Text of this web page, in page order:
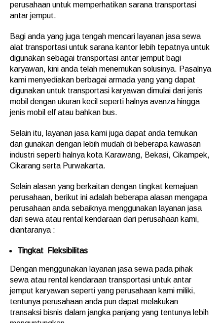
perusahaan untuk memperhatikan sarana transportasi
antar jemput.
Bagi anda yang juga tengah mencari layanan jasa sewa
alat transportasi untuk sarana kantor lebih tepatnya untuk
digunakan sebagai transportasi antar jemput bagi
karyawan, kini anda telah menemukan solusinya. Pasalnya
kami menyediakan berbagai armada yang yang dapat
digunakan untuk transportasi karyawan dimulai dari jenis
mobil dengan ukuran kecil seperti halnya avanza hingga
jenis mobil elf atau bahkan bus.
Selain itu, layanan jasa kami juga dapat anda temukan
dan gunakan dengan lebih mudah di beberapa kawasan
industri seperti halnya kota Karawang, Bekasi, Cikampek,
Cikarang serta Purwakarta.
Selain alasan yang berkaitan dengan tingkat kemajuan
perusahaan, berikut ini adalah beberapa alasan mengapa
perusahaan anda sebaiknya menggunakan layanan jasa
dari sewa atau rental kendaraan dari perusahaan kami,
diantaranya :
Tingkat Fleksibilitas
Dengan menggunakan layanan jasa sewa pada pihak
sewa atau rental kendaraan transportasi untuk antar
jemput karyawan seperti yang perusahaan kami miliki,
tentunya perusahaan anda pun dapat melakukan
transaksi bisnis dalam jangka panjang yang tentunya lebih